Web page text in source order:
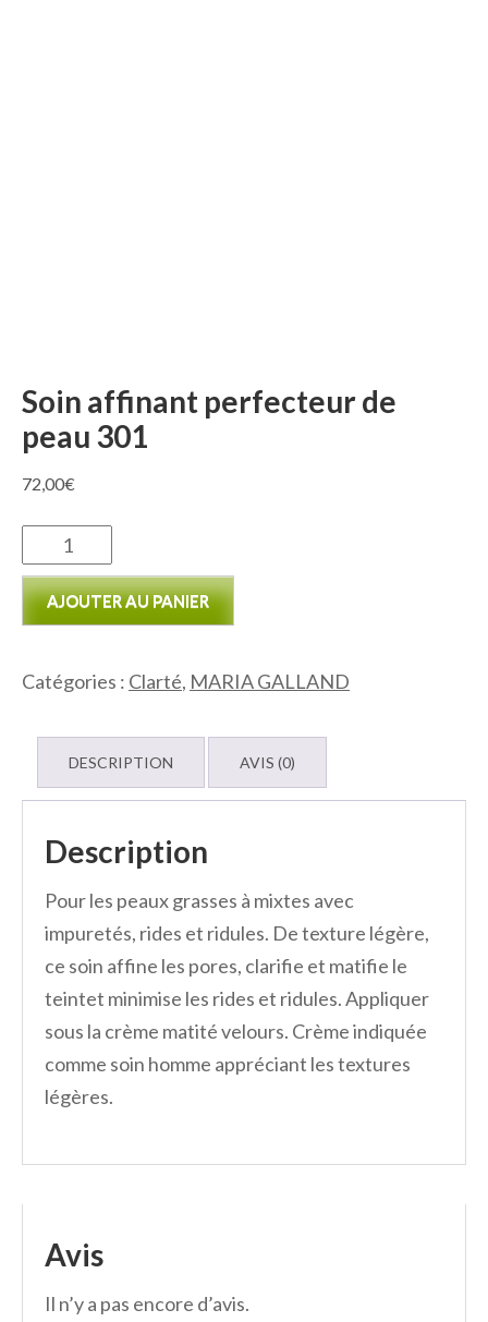
Soin affinant perfecteur de
peau 301
72,00€
quantité
de
Soin
perfecteur
peau
AJOUTER AU PANIER
Catégories : Clarté, MARIA GALLAND
DESCRIPTION AVIS (0)
Description
Pour les peaux grasses à mixtes avec
impuretés, rides et ridules. De texture légère,
ce soin affine les pores, clarifie et matifie le
teintet minimise les rides et ridules. Appliquer
sous la crème matité velours. Crème indiquée
comme soin homme appréciant les textures
légères.
Avis
Il n’y a pas encore d’avis.